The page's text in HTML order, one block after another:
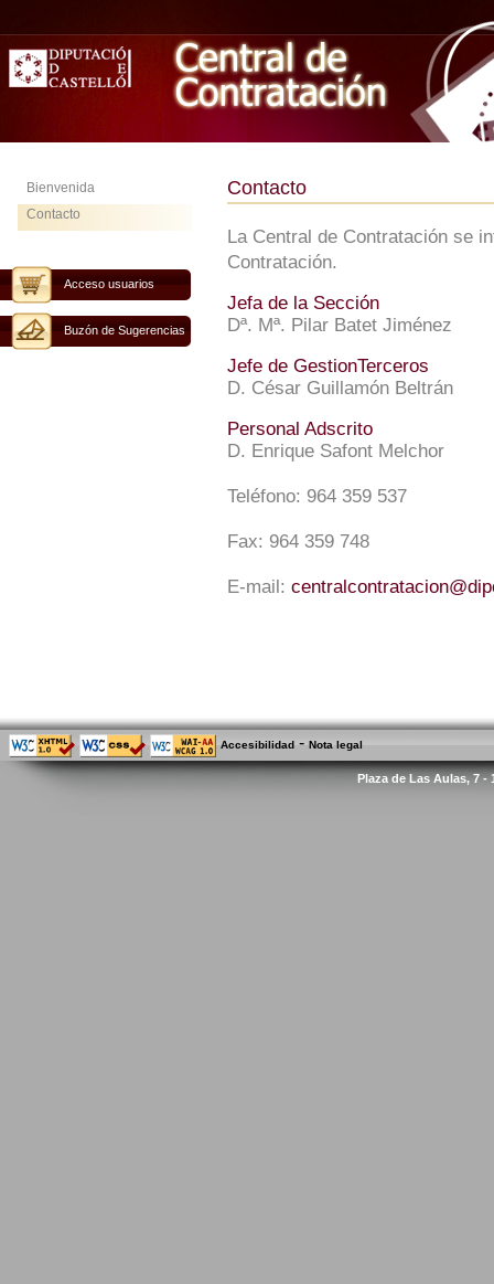
Bienvenida
Contacto
Acceso usuarios
Buzón de Sugerencias
Contacto
La Central de Contratación se
Contratación.
Jefa de la Sección
Dª. Mª. Pilar Batet Jiménez
Jefe de GestionTerceros
D. César Guillamón Beltrán
Personal Adscrito
D. Enrique Safont Melchor
Teléfono: 964 359 537
Fax: 964 359 748
E-mail:
Accesibilidad - Nota legal
Plaza de Las Aulas, 7 -